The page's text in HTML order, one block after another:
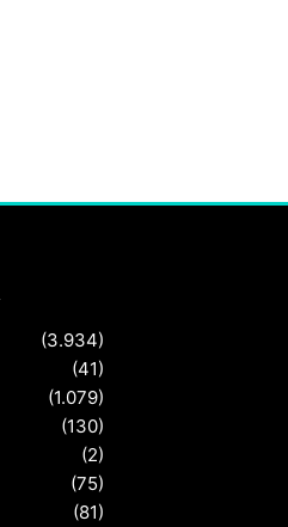
(3.934)
(41)
(1.079)
(130)
(2)
(75)
(81)